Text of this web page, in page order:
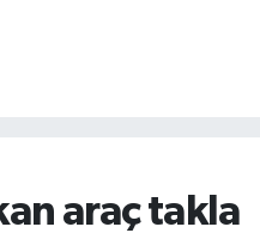
araç takla
ve Fikstür